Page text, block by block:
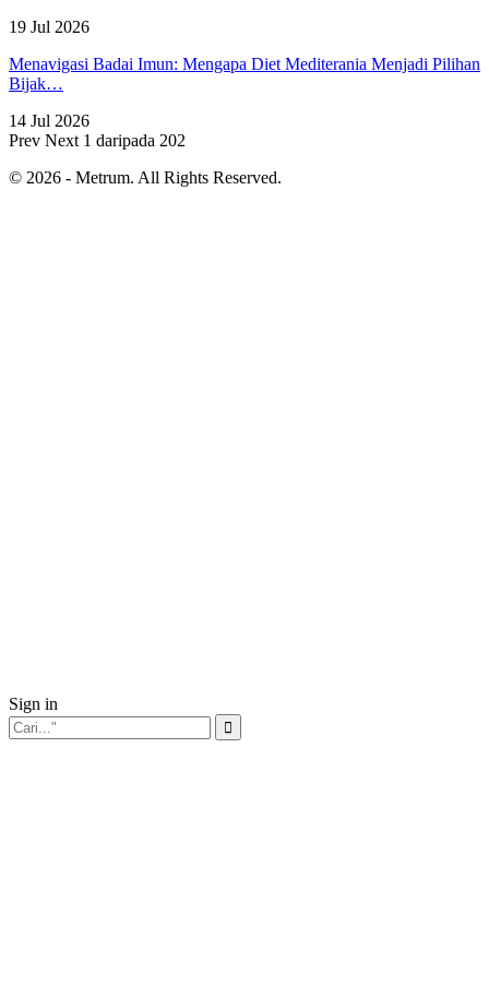
19 Jul 2026
Menavigasi Badai Imun: Mengapa Diet Mediterania Menjadi Pilihan
Bijak…
14 Jul 2026
Prev Next 1 daripada 202
© 2026 - Metrum. All Rights Reserved.
Sign in